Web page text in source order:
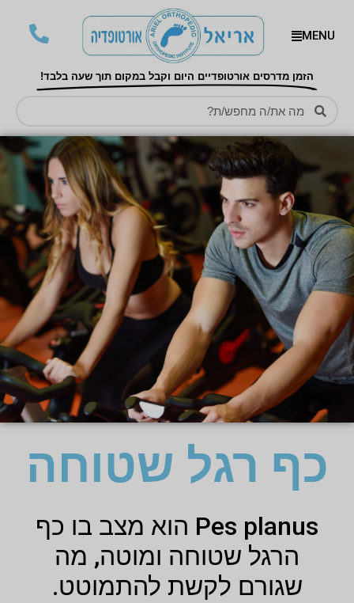
MENU
הזמן מדרסים אורטופדיים היום וקבל במקום תוך שעה בלבד!
כף רגל שטוחה
Pes planus הוא מצב בו כף
הרגל שטוחה ומוטה, מה
שגורם לקשת להתמוטט.